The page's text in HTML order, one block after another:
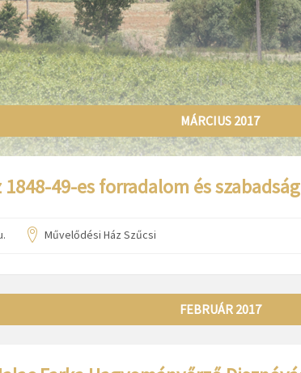
MÁRCIUS 2017
1848-49-es forradalom és
Művelődési Ház Szűcsi
FEBRUÁR 2017